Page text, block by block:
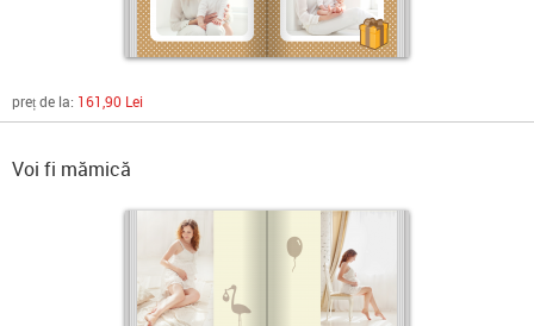
preț de la: 161,90 Lei
Voi fi mămică